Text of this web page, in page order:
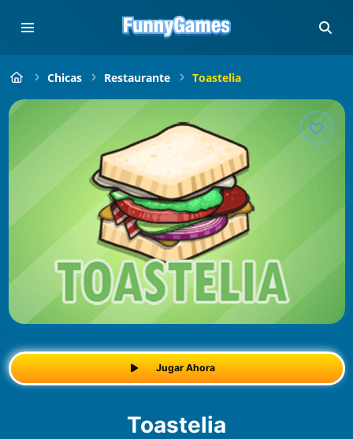
Chicas Restaurante Toastelia
Jugar Ahora
Toastelia